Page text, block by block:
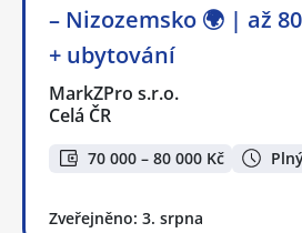
– Nizozemsko 🌍 | až
+ ubytování
MarkZPro s.r.o.
Celá ČR
70 000 – 80 000 Kč
Zveřejněno: 3. srpna